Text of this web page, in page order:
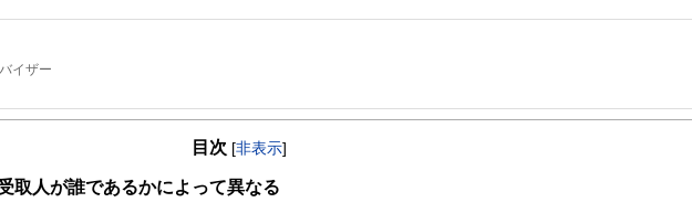
イザー
目次 [非表示]
取人が誰であるかによって異なる